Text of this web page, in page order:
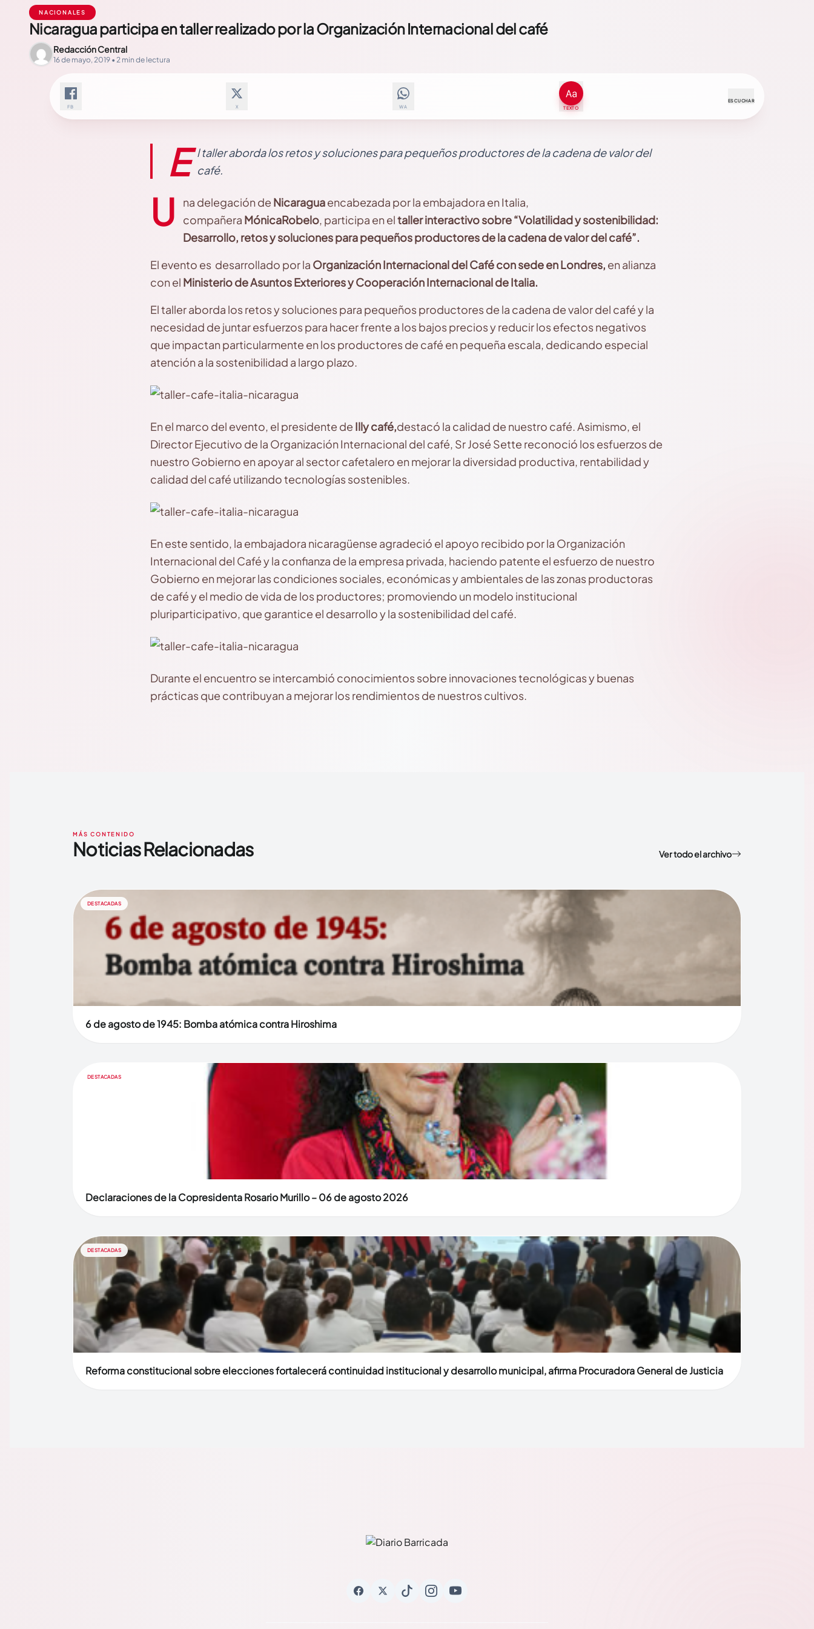
NACIONALES
Nicaragua participa en taller realizado por la Organización Internacional del café
Redacción Central
16 de mayo, 2019 • 2 min de lectura
FB X WA TEXTO
ESCUCHAR
E l taller aborda los retos y soluciones para pequeños productores de la cadena de valor del
café.
U na delegación de Nicaraguaencabezada por la embajadora en Italia,
compañera MónicaRobelo, participa en eltallerinteractivosobre “Volatilidad y sostenibilidad:
Desarrollo, retos y soluciones para pequeños productores de la cadena de valor del café”.
El evento es desarrollado por la Organización Internacional delCafé con sede en Londres, en alianza
con el Ministerio de Asuntos Exteriores y Cooperación Internacional de Italia.
El taller aborda los retos y soluciones para pequeños productores de la cadena de valor del café y la
necesidad de juntar esfuerzos para hacer frente a los bajos precios y reducir los efectos negativos
que impactan particularmente en los productores de café en pequeña escala, dedicando especial
atención a la sostenibilidad a largo plazo.
En el marco del evento, el presidente de Illy café,destacó la calidad de nuestro café. Asimismo, el
Director Ejecutivo de la Organización Internacional del café, Sr José Sette reconoció los esfuerzos de
nuestro Gobierno en apoyar al sector cafetalero en mejorar la diversidad productiva, rentabilidad y
calidad del café utilizando tecnologías sostenibles.
En este sentido, la embajadora nicaragüense agradeció el apoyo recibido por la Organización
Internacional del Café y la confianza de la empresa privada, haciendo patente el esfuerzo de nuestro
Gobierno en mejorar las condiciones sociales, económicas y ambientales de las zonas productoras
de café y el medio de vida de los productores; promoviendo un modelo institucional
pluriparticipativo, que garantice el desarrollo y la sostenibilidad del café.
Durante el encuentro se intercambió conocimientos sobre innovaciones tecnológicas y buenas
prácticas que contribuyan a mejorar los rendimientos de nuestros cultivos.
MÁS CONTENIDO
Noticias Relacionadas Ver todo el archivo
DESTACADAS
6 de agosto de 1945: Bomba atómica contra Hiroshima
DESTACADAS
Declaraciones de la Copresidenta Rosario Murillo – 06 de agosto 2026
DESTACADAS
Reforma constitucional sobre elecciones fortalecerá continuidad institucional y desarrollo municipal, afirma Procuradora General de Justicia